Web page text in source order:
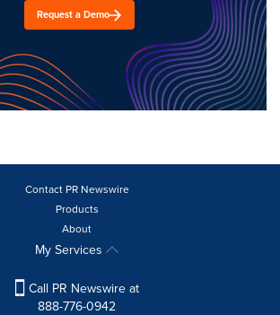
Request a Demo
Contact PR Newswire
Products
About
My Services
Call PR Newswire at
888-776-0942